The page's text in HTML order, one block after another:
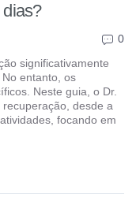
0
significativamente
entanto, os
Neste guia, o Dr.
desde a
focando em